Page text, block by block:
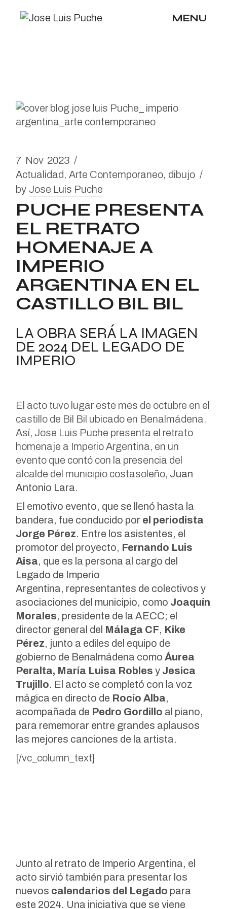
MENU
7 Nov 2023
Actualidad Arte Contemporaneo dibujo
by Jose Luis Puche
PUCHE PRESENTA
EL RETRATO
HOMENAJE A
IMPERIO
ARGENTINA EN EL
CASTILLO BIL BIL
LA OBRA SERÁ LA IMAGEN
DE 2024 DEL LEGADO DE
IMPERIO
El acto tuvo lugar este mes de octubre en el
castillo de Bil Bil ubicado en Benalmádena.
Así, Jose Luis Puche presenta el retrato
homenaje a Imperio Argentina, en un
evento que contó con la presencia del
alcalde del municipio costasoleño, Juan
Antonio Lara.
El emotivo evento, que se llenó hasta la
bandera, fue conducido por el periodista
Jorge Pérez. Entre los asistentes, el
promotor del proyecto, Fernando Luis
Aisa, que es la persona al cargo del
Legado de Imperio
Argentina, representantes de colectivos y
asociaciones del municipio, como Joaquín
Morales, presidente de la AECC; el
director general del Málaga CF, Kike
Pérez, junto a ediles del equipo de
gobierno de Benalmádena comoÁurea
Peralta, María Luisa Robles y Jesica
Trujillo. El acto se completó con la voz
mágica en directo de Rocío Alba,
acompañada de Pedro Gordillo al piano,
para rememorar entre grandes aplausos
las mejores canciones de la artista.
[/vc_column_text]
Junto al retrato de Imperio Argentina, el
acto sirvió también para presentar los
nuevos calendarios del Legado para
este 2024. Una iniciativa que se viene